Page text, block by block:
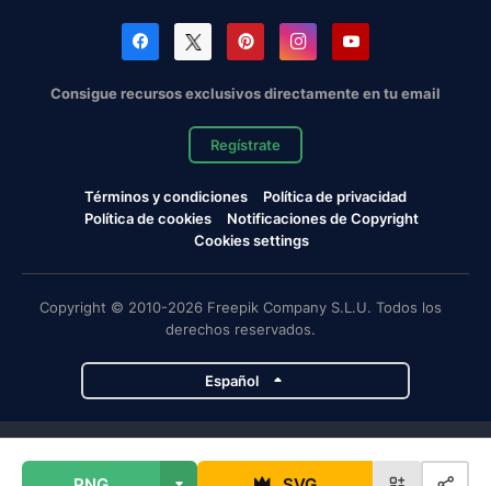
Consigue recursos exclusivos directamente en tu email
Regístrate
Términos y condiciones
Política de privacidad
Política de cookies
Notificaciones de Copyright
Cookies settings
Copyright © 2010-2026 Freepik Company S.L.U. Todos los
derechos reservados.
Español